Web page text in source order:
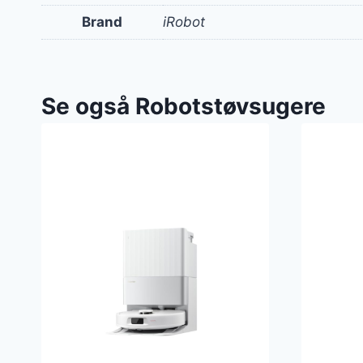
Brand iRobot
Se også Robotstøvsugere